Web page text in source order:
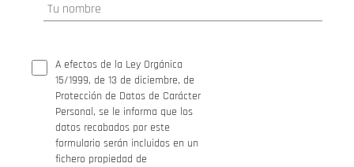
A efectos de la Ley Orgánica
15/1999, de 13 de diciembre, de
Protección de Datos de Carácter
Personal, se le informa que los
datos recabados por este
formulario serán incluidos en un
fichero propiedad de